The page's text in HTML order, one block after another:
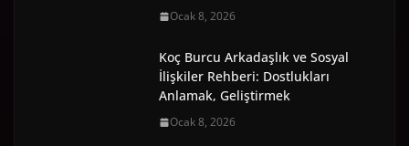
Ocak 8, 2026
Koç Burcu Arkadaşlık ve Sosyal
İlişkiler Rehberi: Dostlukları
Anlamak, Geliştirmek
Ocak 8, 2026